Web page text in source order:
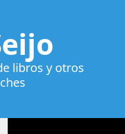
libros y otros